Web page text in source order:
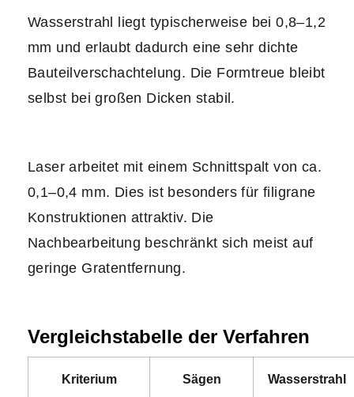
Wasserstrahl liegt typischerweise bei 0,8–1,2
mm und erlaubt dadurch eine sehr dichte
Bauteilverschachtelung. Die Formtreue bleibt
selbst bei großen Dicken stabil.
Laser arbeitet mit einem Schnittspalt von ca.
0,1–0,4 mm. Dies ist besonders für filigrane
Konstruktionen attraktiv. Die
Nachbearbeitung beschränkt sich meist auf
geringe Gratentfernung.
Vergleichstabelle der Verfahren
Kriterium Sägen Wasserstrahl